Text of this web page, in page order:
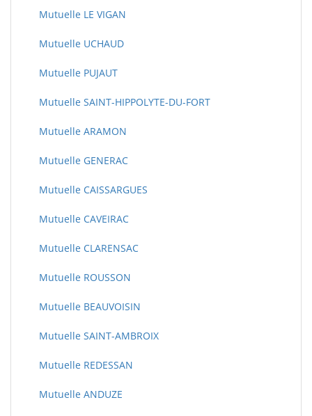
Mutuelle LE VIGAN
Mutuelle UCHAUD
Mutuelle PUJAUT
Mutuelle SAINT-HIPPOLYTE-DU-FORT
Mutuelle ARAMON
Mutuelle GENERAC
Mutuelle CAISSARGUES
Mutuelle CAVEIRAC
Mutuelle CLARENSAC
Mutuelle ROUSSON
Mutuelle BEAUVOISIN
Mutuelle SAINT-AMBROIX
Mutuelle REDESSAN
Mutuelle ANDUZE